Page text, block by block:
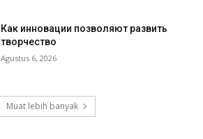
Как инновации позволяют развить
творчество
Agustus 6, 2026
Muat lebih banyak